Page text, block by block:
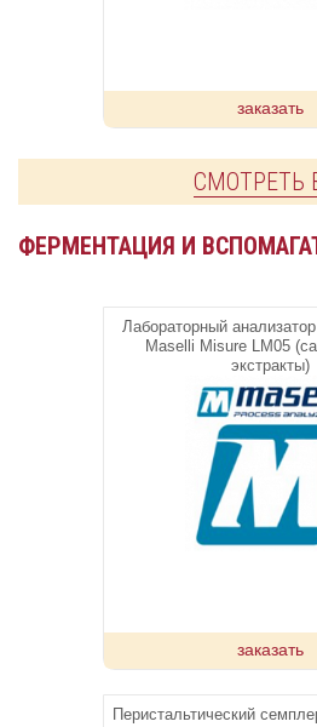
заказать
СМОТРЕТЬ
ФЕРМЕНТАЦИЯ И
Лабораторный
Maselli Misure LM05
экстракты)
заказать
Перистальтический